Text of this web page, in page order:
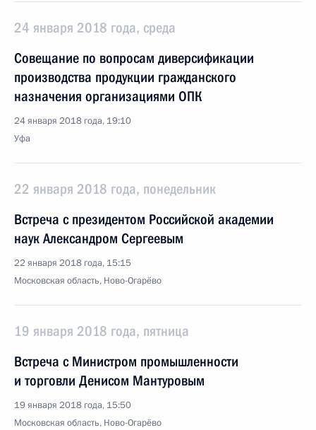
24 января 2018 года, среда
Совещание по вопросам диверсификации
производства продукции гражданского
назначения организациями ОПК
24 января 2018 года, 19:10
Уфа
22 января 2018 года, понедельник
Встреча с президентом Российской академии
наук Александром Сергеевым
22 января 2018 года, 15:15
Московская область, Ново-Огарёво
19 января 2018 года, пятница
Встреча с Министром промышленности
и торговли Денисом Мантуровым
19 января 2018 года, 15:50
Московская область, Ново-Огарёво